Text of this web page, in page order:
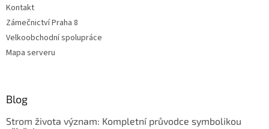
Kontakt
Zámečnictví Praha 8
Velkoobchodní spolupráce
Mapa serveru
Blog
Strom života význam: Kompletní průvodce symbolikou